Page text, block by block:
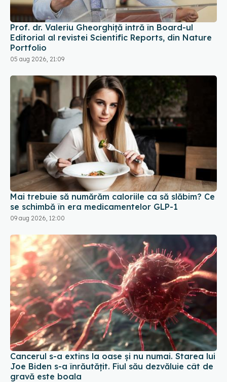
Prof. dr. Valeriu Gheorghiță intră în Board-ul
Editorial al revistei Scientific Reports, din Nature
Portfolio
05 aug 2026, 21:09
Mai trebuie să numărăm caloriile ca să slăbim? Ce
se schimbă în era medicamentelor GLP-1
09 aug 2026, 12:00
Cancerul s-a extins la oase și nu numai. Starea lui
Joe Biden s-a înrăutățit. Fiul său dezvăluie cât de
gravă este boala